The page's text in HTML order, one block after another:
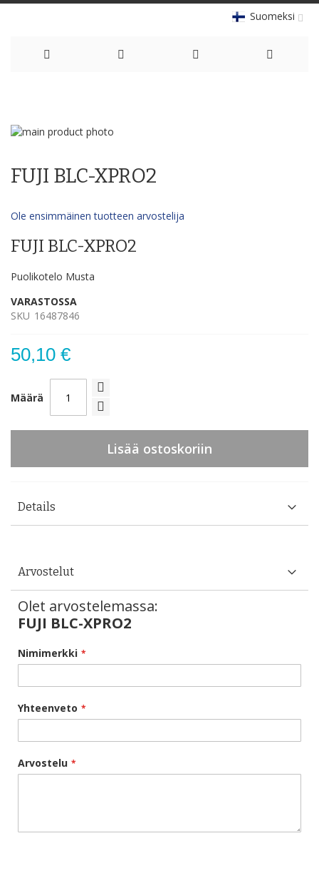
Suomeksi
Content
Skip
end
images
the
beginning
the
gallery
FUJI BLC-XPRO2
Ole ensimmäinen tuotteen arvostelija
FUJI BLC-XPRO2
Puolikotelo Musta
VARASTOSSA
SKU 16487846
50,10 €
Määrä
Lisää ostoskoriin
Details
Arvostelut
Olet arvostelemassa:
FUJI BLC-XPRO2
Nimimerkki
Yhteenveto
Arvostelu